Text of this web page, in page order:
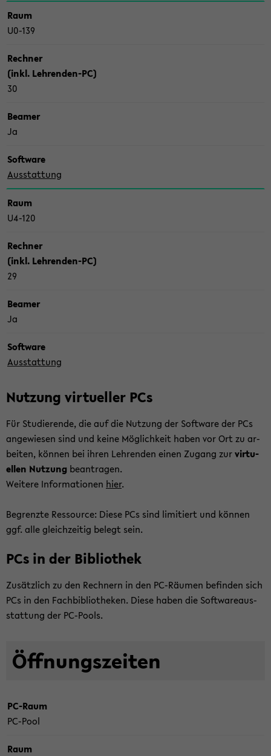
Raum
U0-​139
Rech­ner
(inkl. Lehrenden-​PC)
30
Bea­mer
Ja
Soft­ware
Aus­stat­tung
Raum
U4-​120
Rech­ner
(inkl. Lehrenden-​PC)
29
Bea­mer
Ja
Soft­ware
Aus­stat­tung
Nut­zung vir­tu­el­ler PCs
Für Stu­die­ren­de, die auf die Nut­zung der Soft­ware der PCs
an­ge­wie­sen sind und keine Mög­lich­keit haben vor Ort zu ar­
bei­ten, kön­nen bei ihren Leh­ren­den einen Zu­gang zurvir­tu­
el­len Nut­zung be­an­tra­gen.
Wei­te­re In­for­ma­tio­nen hier.
Be­grenz­te Res­sour­ce: Diese PCs sind li­mi­tiert und kön­nen
ggf. alle gleich­zei­tig be­legt sein.
PCs in der Bi­blio­thek
Zu­sätz­lich zu den Rech­nern in den PC-​Räumen be­fin­den sich
PCs in den Fach­bi­blio­the­ken. Diese haben die Soft­ware­aus­
stat­tung der PC-​Pools.
Öff­nungs­zei­ten
PC-​Raum
PC-​Pool
Raum